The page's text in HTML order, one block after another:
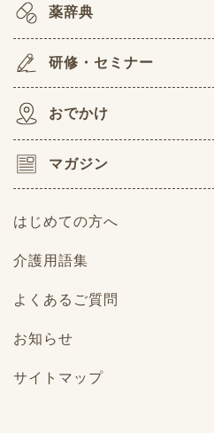
薬辞典
研修・セミナー
おでかけ
マガジン
はじめての方へ
介護用語集
よくあるご質問
お知らせ
サイトマップ